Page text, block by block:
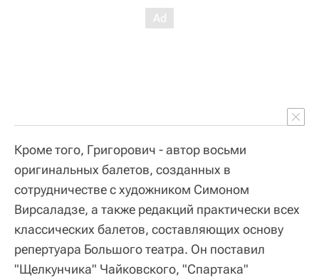
Кроме того, Григорович - автор восьми
оригинальных балетов, созданных в
сотрудничестве с художником Симоном
Вирсаладзе, а также редакций практически всех
классических балетов, составляющих основу
репертуара Большого театра. Он поставил
"Щелкунчика" Чайковского, "Спартака"